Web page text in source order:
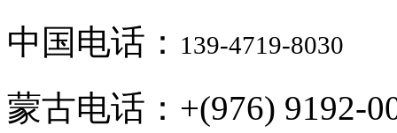
中国电话： 139-4719-8030
蒙古电话：+(976) 9192-